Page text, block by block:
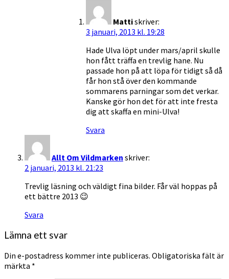
Mattiskriver:
3 januari, 2013 kl. 19:28
Hade Ulva löpt under mars/april skulle
hon fått träffa en trevlig hane. Nu
passade hon på att löpa för tidigt så då
får hon stå över den kommande
sommarens parningar som det verkar.
Kanske gör hon det för att inte fresta
dig att skaffa en mini-Ulva!
Svara
Allt Om Vildmarken skriver:
2 januari, 2013 kl. 21:23
Trevlig läsning och väldigt fina bilder. Får väl hoppas på
ett bättre 2013 😉
Svara
Lämna ett svar
Din e-postadress kommer inte publiceras. Obligatoriska fält är
märkta *